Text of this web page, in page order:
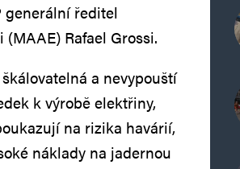
generální ředitel
Rafael Grossi.
a nevypouští
k výrobě elektřiny,
na rizika havárií,
náklady na jadernou